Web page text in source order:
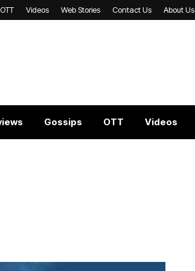
OTT Videos Web Stories Contact Us About Us
Gossips OTT Videos